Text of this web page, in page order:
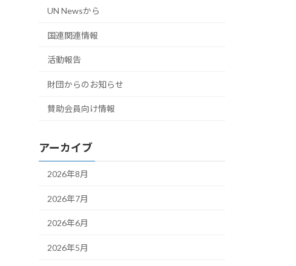
UN Newsから
国連関連情報
活動報告
財団からのお知らせ
賛助会員向け情報
アーカイブ
2026年8月
2026年7月
2026年6月
2026年5月